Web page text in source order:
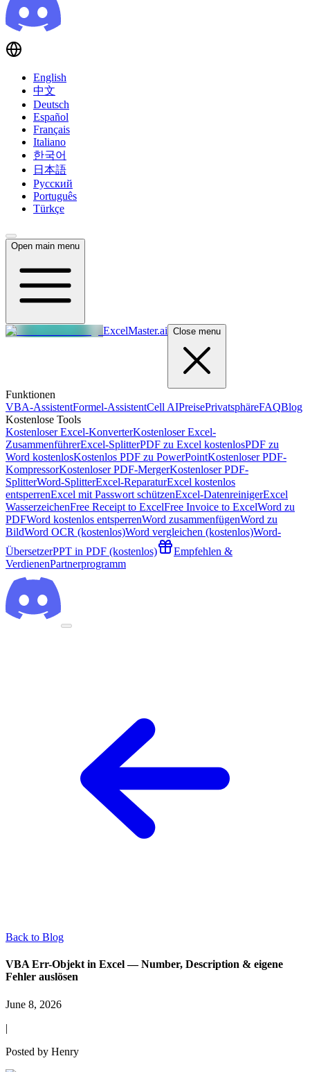
English
中文
Deutsch
Español
Français
Italiano
한국어
日本語
Русский
Português
Türkçe
Open main menu
ExcelMaster.ai Close menu
Funktionen
VBA-AssistentFormel-AssistentCell AIPreisePrivatsphäreFAQBlog
Kostenlose Tools
Kostenloser Excel-KonverterKostenloser Excel-
ZusammenführerExcel-SplitterPDF zu Excel kostenlosPDF zu
Word kostenlosKostenlos PDF zu PowerPointKostenloser PDF-
KompressorKostenloser PDF-MergerKostenloser PDF-
SplitterWord-SplitterExcel-ReparaturExcel kostenlos
entsperrenExcel mit Passwort schützenExcel-DatenreinigerExcel
WasserzeichenFree Receipt to ExcelFree Invoice to ExcelWord zu
PDFWord kostenlos entsperrenWord zusammenfügenWord zu
BildWord OCR (kostenlos)Word vergleichen (kostenlos)Word-
ÜbersetzerPPT in PDF (kostenlos)
Empfehlen &
VerdienenPartnerprogramm
Back to Blog
VBA Err-Objekt in Excel — Number, Description & eigene
Fehler auslösen
June 8, 2026
|
Posted by Henry